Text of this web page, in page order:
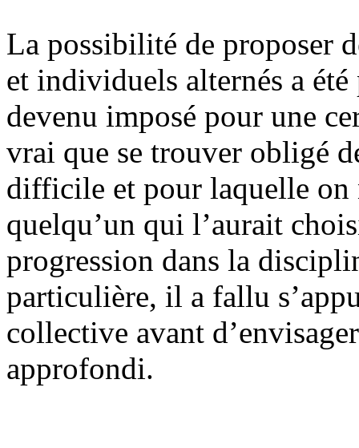
La possibilité de proposer
et individuels alternés a
devenu imposé pour une
vrai que se trouver obligé
difficile et pour laquelle on
quelqu’un qui l’aurait
progression dans la
particulière, il a fallu
collective avant
approfondi.